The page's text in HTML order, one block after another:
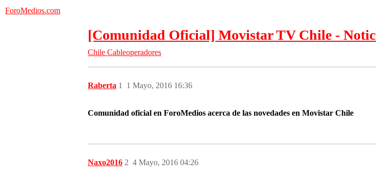
ForoMedios.com
[Comunidad Oficial] Movistar TV Chile -
Chile Cableoperadores
Raberta 1 Mayo, 2016 16:36
1
Comunidad oficial en ForoMedios acerca de las novedades en Movistar Chile
Naxo2016 4 Mayo, 2016 04:26
2